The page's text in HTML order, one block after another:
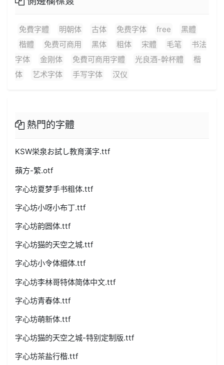
免費字體 明朝体 古体 免费字体 free
黑體
楷體
免费可商用 黑体 粗体 宋體 毛笔
书法
字体
金刚体 免費可商用字體 光良酒-幹杯體
楷
体
艺术字体 手写字体 汉仪
熱門的字體
KSW栄泉お試し教育漢字.ttf
蘋方-繁.otf
字心坊夏梦手书粗体.ttf
字心坊小呀小布丁.ttf
字心坊韵圆体.ttf
字心坊猫的天空之城.ttf
字心坊小令体细体.ttf
字心坊李林哥特体简体中文.ttf
字心坊青春体.ttf
字心坊萌新体.ttf
字心坊猫的天空之城-特别定制版.ttf
字心坊茶盐行楷.ttf